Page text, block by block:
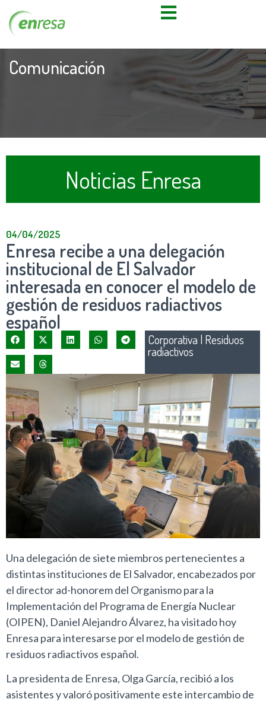
Comunicación
Noticias Enresa
04/04/2025
Enresa recibe a una delegación
institucional de El Salvador
interesada en conocer el modelo de
gestión de residuos radiactivos
español
Corporativa | Residuos
radiactivos
Una delegación de siete miembros pertenecientes a
distintas instituciones de El Salvador, encabezados por
el director ad-honorem del Organismo para la
Implementación del Programa de Energía Nuclear
(OIPEN), Daniel Alejandro Álvarez, ha visitado hoy
Enresa para interesarse por el modelo de gestión de
residuos radiactivos español.
La presidenta de Enresa, Olga García, recibió a los
asistentes y valoró positivamente este intercambio de